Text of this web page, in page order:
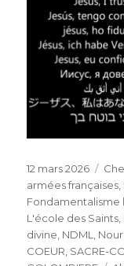
Publié
le
12 mars 2026
armées françaises
Fondamentalisme
L'école des Saints
divine NDML
COEUR SACRE-